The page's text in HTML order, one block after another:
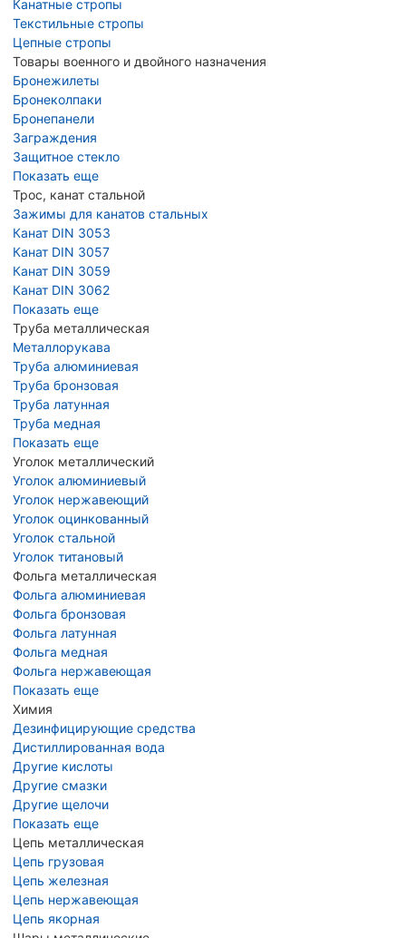
Канатные стропы
Текстильные стропы
Цепные стропы
Товары военного и двойного назначения
Бронежилеты
Бронеколпаки
Бронепанели
Заграждения
Защитное стекло
Показать еще
Трос, канат стальной
Зажимы для канатов стальных
Канат DIN 3053
Канат DIN 3057
Канат DIN 3059
Канат DIN 3062
Показать еще
Труба металлическая
Металлорукава
Труба алюминиевая
Труба бронзовая
Труба латунная
Труба медная
Показать еще
Уголок металлический
Уголок алюминиевый
Уголок нержавеющий
Уголок оцинкованный
Уголок стальной
Уголок титановый
Фольга металлическая
Фольга алюминиевая
Фольга бронзовая
Фольга латунная
Фольга медная
Фольга нержавеющая
Показать еще
Химия
Дезинфицирующие средства
Дистиллированная вода
Другие кислоты
Другие смазки
Другие щелочи
Показать еще
Цепь металлическая
Цепь грузовая
Цепь железная
Цепь нержавеющая
Цепь якорная